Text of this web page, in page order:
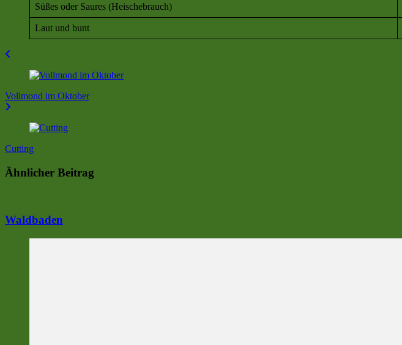
Süßes oder Saures (Heischebrauch)
Laut und bunt
Beitragsnavigation
Vollmond im Oktober
Cutting
Ähnlicher Beitrag
Waldbaden